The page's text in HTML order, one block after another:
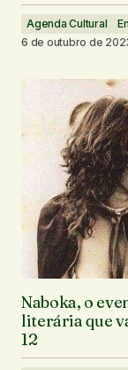
Agenda Cultural
6 de outubro de
Naboka, o
literária que
12